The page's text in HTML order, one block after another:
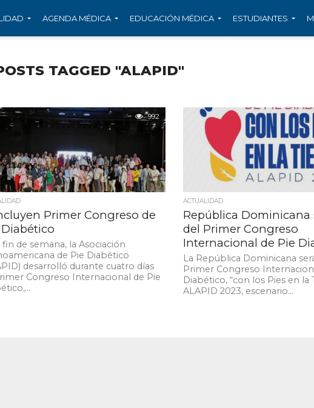
AGENDA MÉDICA EDUCACIÓN MÉDICA ESTUDIANTES
TAGGED "ALAPID"
992
Primer Congreso de
fin de semana, la Asociación
de Pie Diabético
desarrolló durante cuatro días
Congreso Internacional de Pie
ACTUALIDAD
República Dominicana
del Primer Congreso
Internacional de Pie
La República Dominicana
Primer Congreso
Diabético, “con los Pies en la
ALAPID 2023, escenario...